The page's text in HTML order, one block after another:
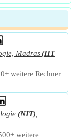
Madras (IIT
weitere Rechner
(NIT)
weitere